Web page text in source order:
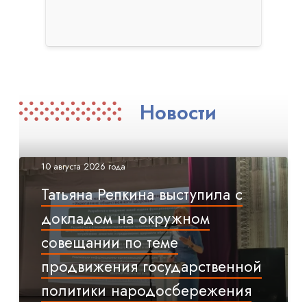
Новости
10 августа 2026 года
Татьяна Репкина выступила с
докладом на окружном
совещании по теме
продвижения государственной
политики народосбережения